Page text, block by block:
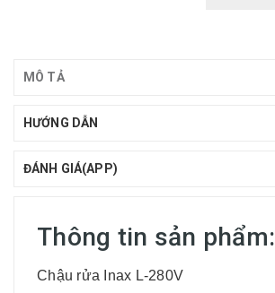
MÔ TẢ
HƯỚNG DẪN
ĐÁNH GIÁ(APP)
Thông tin sản phẩm:
Chậu rửa Inax L-280V